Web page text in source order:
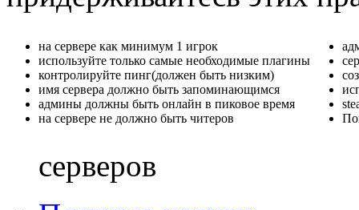
на сервере как минимум 1 игрок
используйте только самые необходимые плагины
контролируйте пинг(должен быть низким)
имя сервера должно быть запоминающимся
админы должны быть онлайн в пиковое время
на сервере не должно быть читеров
серверов